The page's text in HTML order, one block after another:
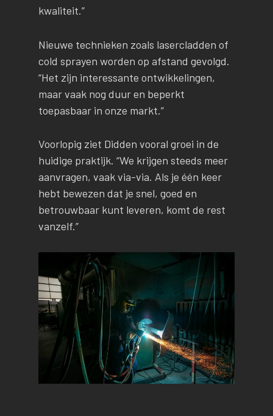
kwaliteit.”
Nieuwe technieken zoals lasercladden of
cold sprayen worden op afstand gevolgd.
“Het zijn interessante ontwikkelingen,
maar vaak nog duur en beperkt
toepasbaar in onze markt.”
Voorlopig ziet Didden vooral groei in de
huidige praktijk. “We krijgen steeds meer
aanvragen, vaak via-via. Als je één keer
hebt bewezen dat je snel, goed en
betrouwbaar kunt leveren, komt de rest
vanzelf.”